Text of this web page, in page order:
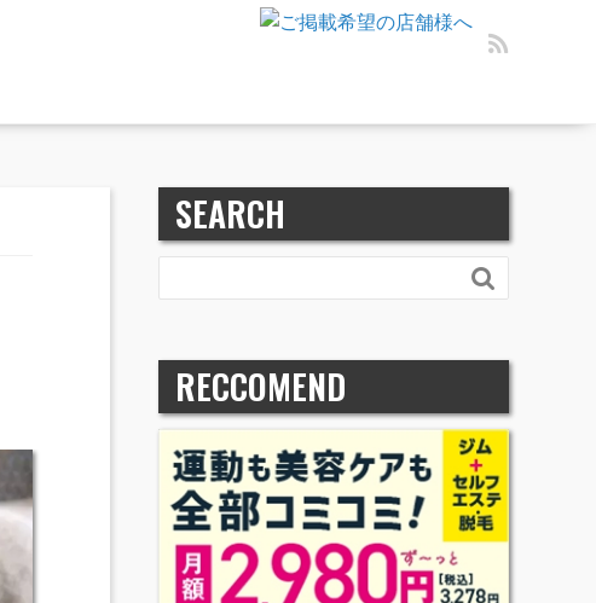
SEARCH

RECCOMEND